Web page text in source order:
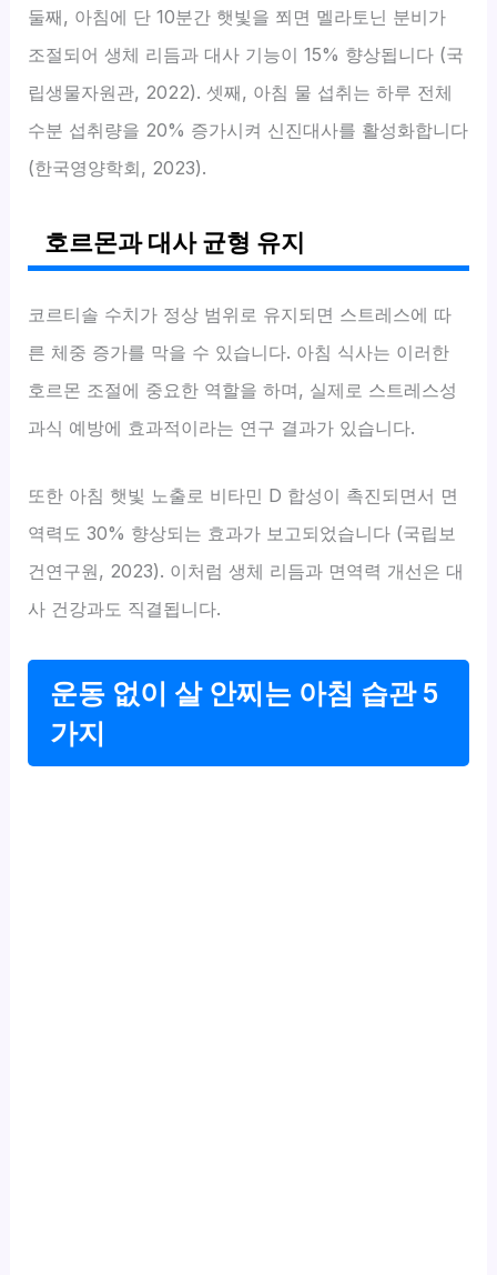
둘째, 아침에 단 10분간 햇빛을 쬐면 멜라토닌 분비가
조절되어 생체 리듬과 대사 기능이 15% 향상됩니다 (국
립생물자원관, 2022). 셋째, 아침 물 섭취는 하루 전체
수분 섭취량을 20% 증가시켜 신진대사를 활성화합니다
(한국영양학회, 2023).
호르몬과 대사 균형 유지
코르티솔 수치가 정상 범위로 유지되면 스트레스에 따
른 체중 증가를 막을 수 있습니다. 아침 식사는 이러한
호르몬 조절에 중요한 역할을 하며, 실제로 스트레스성
과식 예방에 효과적이라는 연구 결과가 있습니다.
또한 아침 햇빛 노출로 비타민 D 합성이 촉진되면서 면
역력도 30% 향상되는 효과가 보고되었습니다 (국립보
건연구원, 2023). 이처럼 생체 리듬과 면역력 개선은 대
사 건강과도 직결됩니다.
운동 없이 살 안찌는 아침 습관 5
가지